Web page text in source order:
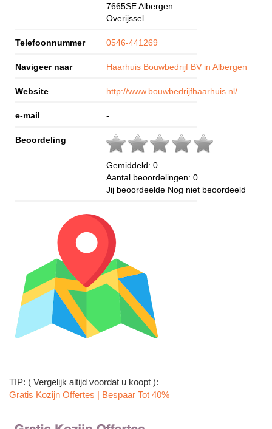
7665SEAlbergen
Overijssel
Telefoonnummer 0546-441269
Navigeer naar Haarhuis Bouwbedrijf BV in Albergen
Website http://www.bouwbedrijfhaarhuis.nl/
e-mail -
Beoordeling
Gemiddeld: 0
Aantal beoordelingen: 0
Jij beoordeelde Nog niet beoordeeld
TIP: ( Vergelijk altijd voordat u koopt ):
Gratis Kozijn Offertes | Bespaar Tot 40%‎